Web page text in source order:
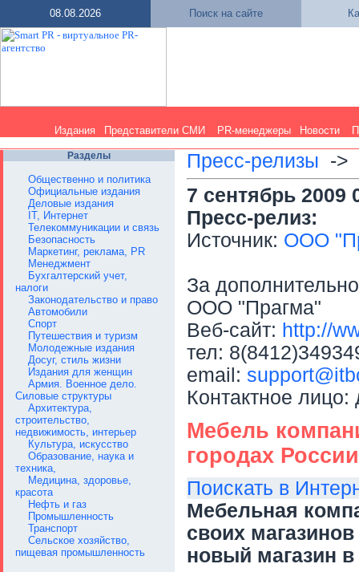
08.08.2026 Поиск на сайте
Издания Представители СМИ PR-менеджеры Новости
Разделы
Общественно и политика
Официальные издания
Деловые издания
IT, Интернет
Телекоммуникации и связь
Безопасность
Маркетинг, реклама, PR
Менеджмент
Бухгалтерский учет,
налоги
Законодательство и право
Автомобили
Спорт
Путешествия и туризм
Молодежные издания
Досуг, стиль жизни
Издания для женщин
Армия. Военное дело.
Силовые структуры
Архитектура,
строительство,
недвижимость, интерьер
Культура, искусство
Образование, наука и
техника,
Медицина, здоровье,
красота
Нефть и газ
Промышленность
Транспорт
Сельское хозяйство,
пищевая промышленность
Пресс-релизы ->
7 сентябрь 2009
Пресс-релиз:
Источник: ООО
За
ООО "Прагма"
Веб-сайт: http://
тел:
email:
Контактное
Мебель
городах России
Поискать в
Мебельная
своих
новый магазин